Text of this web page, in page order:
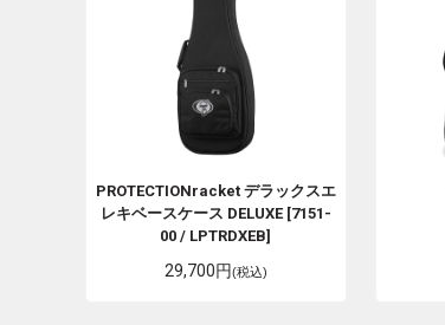
PROTECTIONracket デラックスエ
レキベースケース DELUXE [7151-
00 / LPTRDXEB]
29,700円(税込)